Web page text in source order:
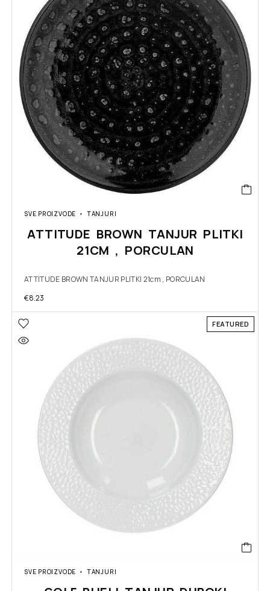
SVE PROIZVODE TANJURI
ATTITUDE BROWN TANJUR PLITKI
21CM , PORCULAN
ATTITUDE BROWN TANJUR PLITKI 21cm , PORCULAN
€8.23
FEATURED
SVE PROIZVODE TANJURI